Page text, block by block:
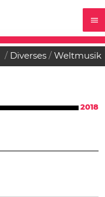
Diverses Weltmusik
2018